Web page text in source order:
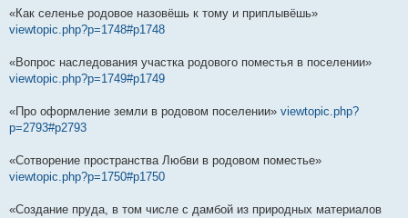
«Как селенье родовое назовёшь к тому и приплывёшь»
viewtopic.php?p=1748#p1748
«Вопрос наследования участка родового поместья в поселении»
viewtopic.php?p=1749#p1749
«Про оформление земли в родовом поселении» viewtopic.php?
p=2793#p2793
«Сотворение пространства Любви в родовом поместье»
viewtopic.php?p=1750#p1750
«Создание пруда, в том числе с дамбой из природных материалов